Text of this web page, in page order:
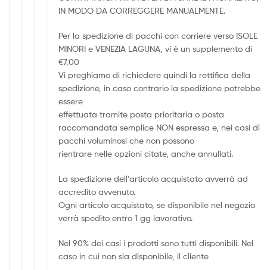
IN MODO DA CORREGGERE MANUALMENTE.
Per la spedizione di pacchi con corriere verso ISOLE
MINORI e VENEZIA LAGUNA, vi è un supplemento di
€7,00
Vi preghiamo di richiedere quindi la rettifica della
spedizione, in caso contrario la spedizione potrebbe
essere
effettuata tramite posta prioritaria o posta
raccomandata semplice NON espressa e, nei casi di
pacchi voluminosi che non possono
rientrare nelle opzioni citate, anche annullati.
La spedizione dell’articolo acquistato avverrà ad
accredito avvenuto.
Ogni articolo acquistato, se disponibile nel negozio
verrà spedito entro 1 gg lavorativo.
Nel 90% dei casi i prodotti sono tutti disponibili. Nel
caso in cui non sia disponibile, il cliente